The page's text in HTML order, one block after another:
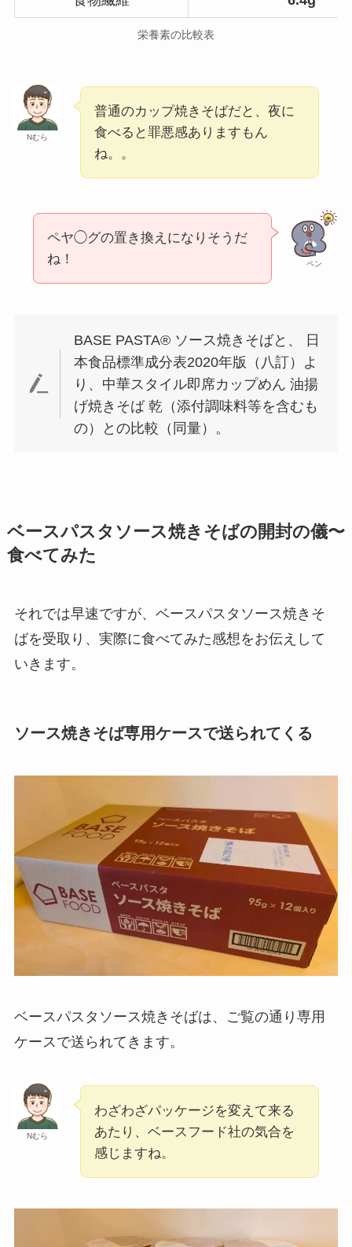
栄養素の比較表
Nむら
普通のカップ焼きそばだと、夜に
食べると罪悪感ありますもん
ね。。
ペン
ペヤ◯グの置き換えになりそうだ
ね！
BASE PASTA®︎ ソース焼きそばと、 日
本食品標準成分表2020年版（八訂）よ
り、中華スタイル即席カップめん 油揚
げ焼きそば 乾（添付調味料等を含むも
の）との比較（同量）。
ベースパスタソース焼きそばの開封の儀〜
食べてみた
それでは早速ですが、ベースパスタソース焼きそ
ばを受取り、実際に食べてみた感想をお伝えして
いきます。
ソース焼きそば専用ケースで送られてくる
ベースパスタソース焼きそばは、ご覧の通り専用
ケースで送られてきます。
Nむら
わざわざパッケージを変えて来る
あたり、ベースフード社の気合を
感じますね。